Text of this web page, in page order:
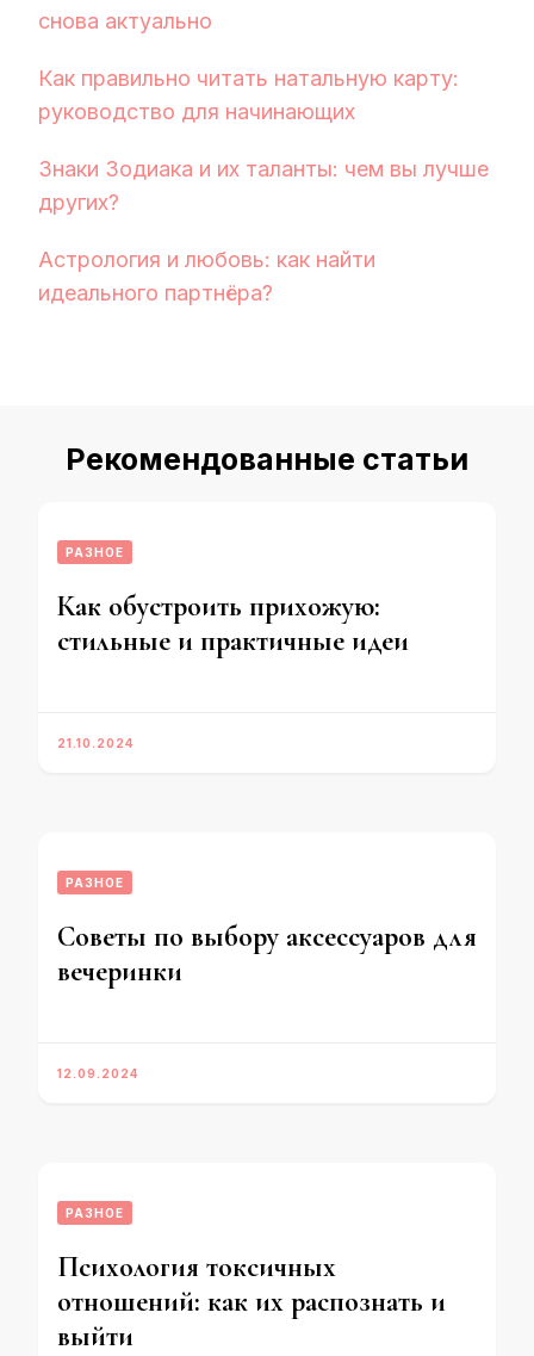
снова актуально
Как правильно читать натальную карту:
руководство для начинающих
Знаки Зодиака и их таланты: чем вы лучше
других?
Астрология и любовь: как найти
идеального партнёра?
Рекомендованные статьи
РАЗНОЕ
Как обустроить прихожую:
стильные и практичные идеи
21.10.2024
РАЗНОЕ
Советы по выбору аксессуаров для
вечеринки
12.09.2024
РАЗНОЕ
Психология токсичных
отношений: как их распознать и
выйти